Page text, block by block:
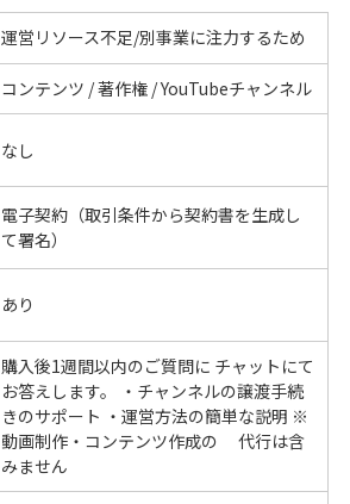
運営リソース不足/別事業に注力するため
コンテンツ / 著作権 / YouTubeチャンネル
なし
電子契約（取引条件から契約書を生成し
て署名）
あり
購入後1週間以内のご質問に チャットにて
お答えします。 ・チャンネルの譲渡手続
きのサポート ・運営方法の簡単な説明 ※
動画制作・コンテンツ作成の 代行は含
みません